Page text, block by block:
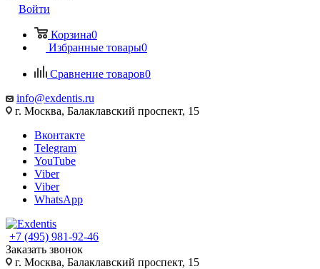
Войти
Корзина0
Избранные товары0
Сравнение товаров0
info@exdentis.ru
г. Москва, Балаклавский проспект, 15
Вконтакте
Telegram
YouTube
Viber
Viber
WhatsApp
+7 (495) 981-92-46
Заказать звонок
г. Москва, Балаклавский проспект, 15